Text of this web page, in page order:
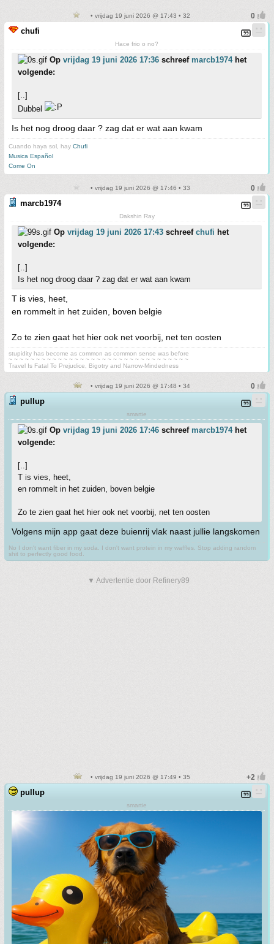
• vrijdag 19 juni 2026 @ 17:43 • 32
chufi
Hace frio o no?
Op vrijdag 19 juni 2026 17:36 schreef marcb1974het
volgende:
[..]
Dubbel
Is het nog droog daar ? zag dat er wat aan kwam
Cuando haya sol, hay Chufi
Musica Español
Come On
• vrijdag 19 juni 2026 @ 17:46 • 33
marcb1974
Dakshin Ray
Op vrijdag 19 juni 2026 17:43 schreef chufi het
volgende:
[..]
Is het nog droog daar ? zag dat er wat aan kwam
T is vies, heet,
en rommelt in het zuiden, boven belgie
Zo te zien gaat het hier ook net voorbij, net ten oosten
stupidity has become as common as common sense was before
~ ~ ~ ~ ~ ~ ~ ~ ~ ~ ~ ~ ~ ~ ~ ~ ~ ~ ~ ~ ~ ~ ~ ~ ~ ~ ~ ~ ~ ~ ~ ~ ~
Travel Is Fatal To Prejudice, Bigotry and Narrow-Mindedness
• vrijdag 19 juni 2026 @ 17:48 • 34
pullup
smartie
Op vrijdag 19 juni 2026 17:46 schreef marcb1974het
volgende:
[..]
T is vies, heet,
en rommelt in het zuiden, boven belgie
Zo te zien gaat het hier ook net voorbij, net ten oosten
Volgens mijn app gaat deze buienrij vlak naast jullie langskomen
No I don't want fiber in my soda. I don't want protein in my waffles. Stop adding random
shit to perfectly good food.
▼ Advertentie door Refinery89
• vrijdag 19 juni 2026 @ 17:49 • 35
pullup
smartie